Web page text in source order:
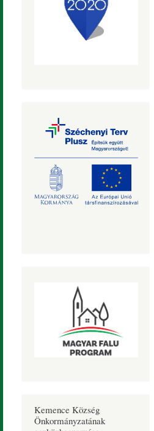
Kemence Község
Önkormányzatának